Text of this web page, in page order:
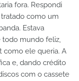
fora. Respondi
como um
Estava
todo mundo feliz,
como ele queria. A
e, dando crédito
com o cassete